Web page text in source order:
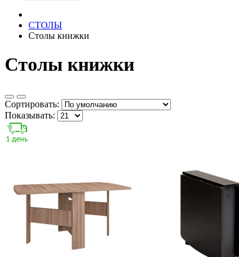
СТОЛЫ
Столы книжки
Столы книжки
Сортировать:
Показывать: